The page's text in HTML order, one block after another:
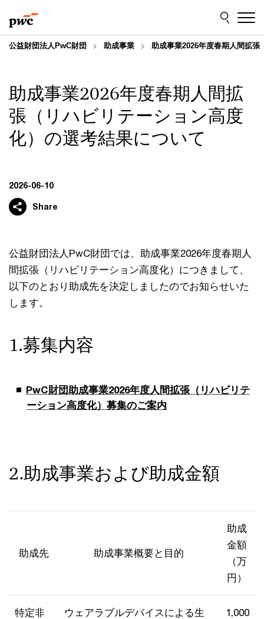
to
content
to
footer
公益財団法人PwC財団 助成事業 助成事業2026年度春期人間拡
助成事業2026年度春期人間拡
張（リハビリテーション高度
化）の選考結果について
2026-06-10
Share
公益財団法人PwC財団では、助成事業2026年度春期人
間拡張（リハビリテーション高度化）につきまして、
以下のとおり助成先を決定しましたのでお知らせいた
します。
1.募集内容
PwC財団助成事業2026年度人間拡張（リハビリテ
ーション高度化）募集のご案内
2.助成事業および助成金額
助成先 助成事業概要と目的
助成
金額
（万
円）
特定非
ウェアラブルデバイスによる生
1,000